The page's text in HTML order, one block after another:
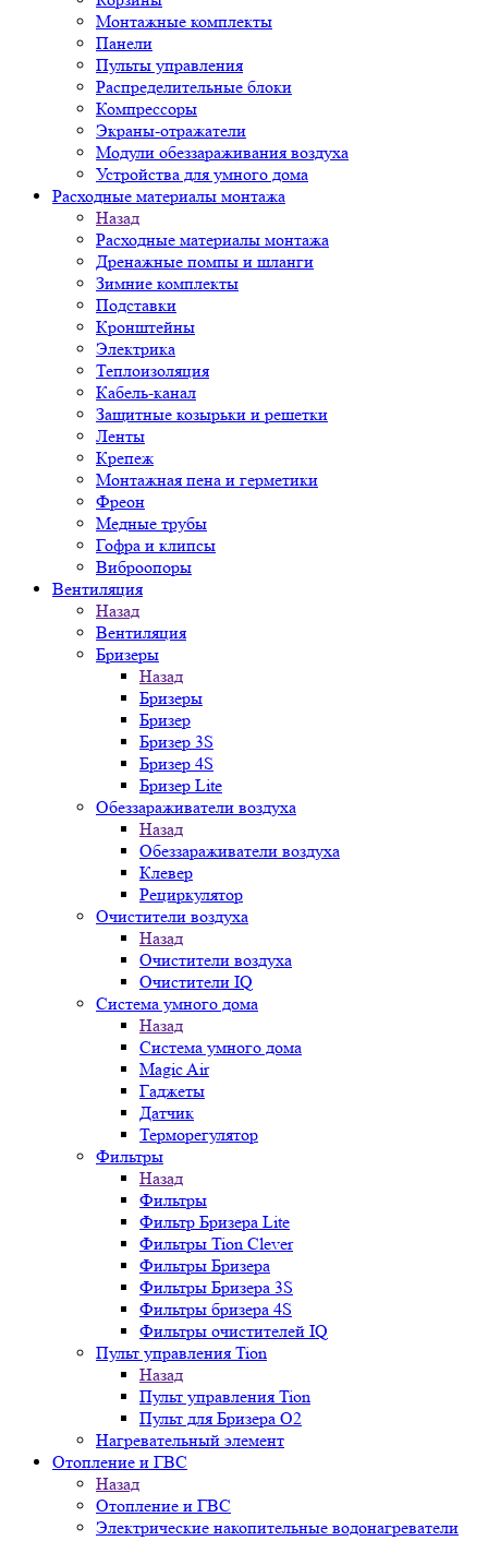
Монтажные комплекты
Панели
Пульты управления
Распределительные блоки
Компрессоры
Экраны-отражатели
Модули обеззараживания воздуха
Устройства для умного дома
Расходные материалы монтажа
Назад
Расходные материалы монтажа
Дренажные помпы и шланги
Зимние комплекты
Подставки
Кронштейны
Электрика
Теплоизоляция
Кабель-канал
Защитные козырьки и решетки
Ленты
Крепеж
Монтажная пена и герметики
Фреон
Медные трубы
Гофра и клипсы
Виброопоры
Вентиляция
Назад
Вентиляция
Бризеры
Назад
Бризеры
Бризер
Бризер 3S
Бризер 4S
Бризер Lite
Обеззараживатели воздуха
Назад
Обеззараживатели воздуха
Клевер
Рециркулятор
Очистители воздуха
Назад
Очистители воздуха
Очистители IQ
Система умного дома
Назад
Система умного дома
Magic Air
Гаджеты
Датчик
Терморегулятор
Фильтры
Назад
Фильтры
Фильтр Бризера Lite
Фильтры Tion Clever
Фильтры Бризера
Фильтры Бризера 3S
Фильтры бризера 4S
Фильтры очистителей IQ
Пульт управления Tion
Назад
Пульт управления Tion
Пульт для Бризера O2
Нагревательный элемент
Отопление и ГВС
Назад
Отопление и ГВС
Электрические накопительные водонагреватели